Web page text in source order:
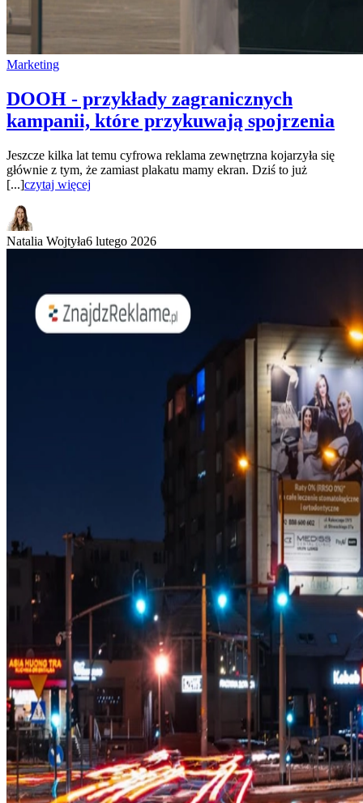
Marketing
DOOH - przykłady zagranicznych
kampanii, które przykuwają spojrzenia
Jeszcze kilka lat temu cyfrowa reklama zewnętrzna kojarzyła się
głównie z tym, że zamiast plakatu mamy ekran. Dziś to już
[...]czytaj więcej
Natalia Wojtyła6 lutego 2026